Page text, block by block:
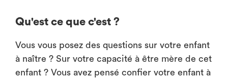
Qu'est ce que c'est ?
Vous vous posez des questions sur votre enfant
à naître ? Sur votre capacité à être mère de cet
enfant ? Vous avez pensé confier votre enfant à